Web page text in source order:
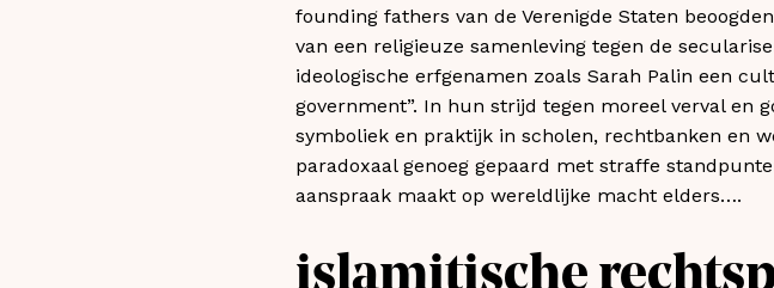
founding fathers van de Verenigde Staten
van een religieuze samenleving tegen de
ideologische erfgenamen zoals Sarah Palin een
government”. In hun strijd tegen moreel verval en
symboliek en praktijk in scholen, rechtbanken en
paradoxaal genoeg gepaard met straffe
aanspraak maakt op wereldlijke macht elders….
islamitische